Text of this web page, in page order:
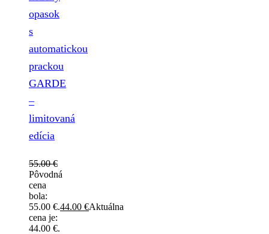
opasok
s
automatickou
prackou
GARDE
–
limitovaná
edícia
55.00€
Pôvodná
cena
bola:
55.00 €.44.00 €Aktuálna
cena je:
44.00 €.